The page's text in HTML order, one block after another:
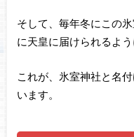
そして、毎年冬にこの
に天皇に届けられるよう
これが、氷室神社と名
います。